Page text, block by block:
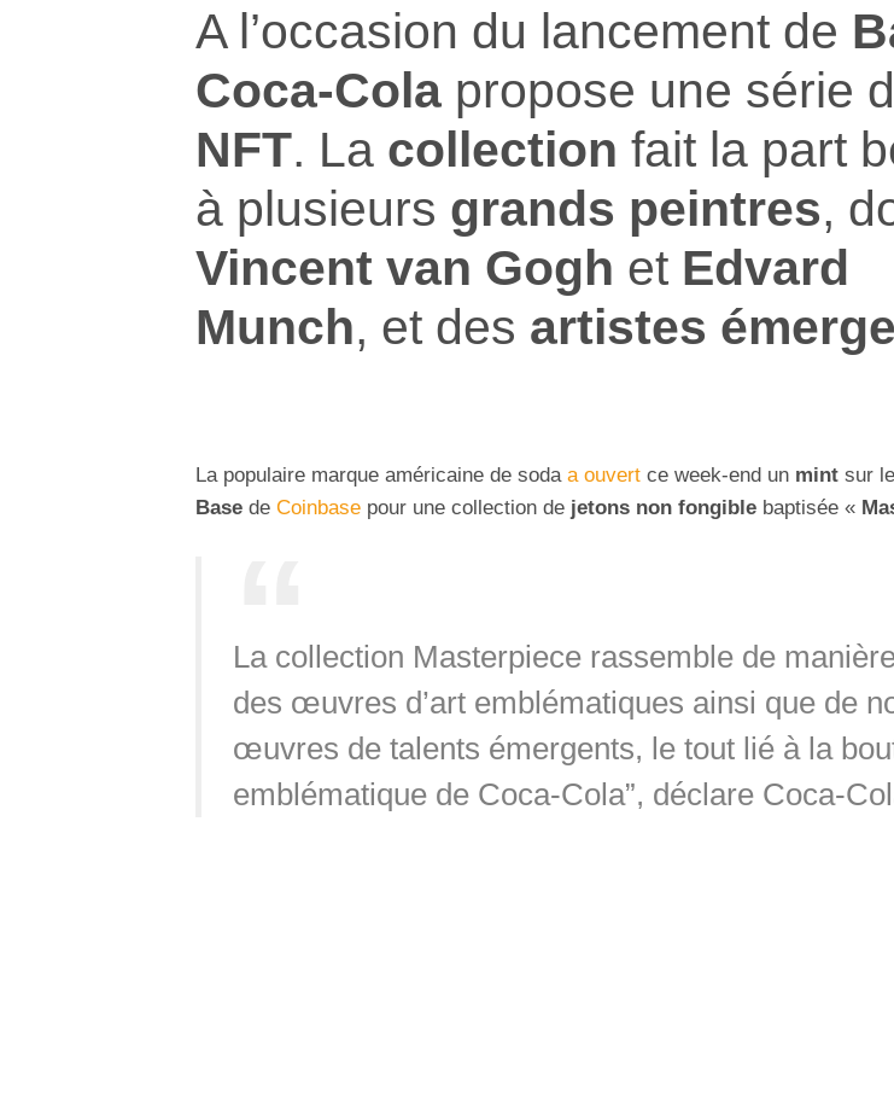
A l’occasion du lancement de
Coca-Cola propose une série
NFT. La collection fait la part
à plusieurs grands peintres,
Vincent van Gogh et Edvard
Munch, et des artistes
La populaire marque américaine de soda a ouvert ce week-end un mint sur
Base de Coinbase pour une collection de jetons non fongible baptisée «
La collection Masterpiece rassemble de
des œuvres d’art emblématiques ainsi que de
œuvres de talents émergents, le tout lié à la
emblématique de Coca-Cola”, déclare Coca-